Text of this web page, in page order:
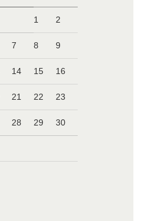
1 2
7 8 9
14 15 16
21 22 23
28 29 30